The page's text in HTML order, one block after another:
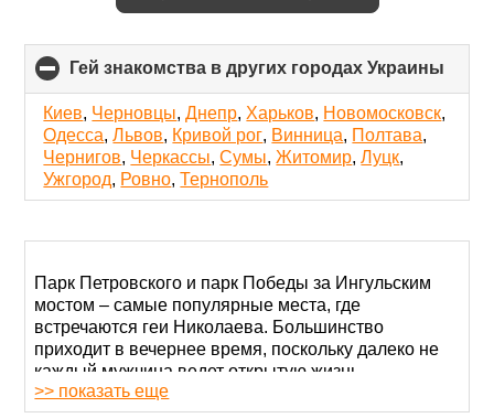
Гей знакомства в других городах Украины
to
Киев, Черновцы,Днепр, Харьков, Новомосковск,
Одесса,Львов, Кривой рог, Винница, Полтава,
Чернигов, Черкассы,Сумы,Житомир,Луцк,
Ужгород, Ровно,Тернополь
Парк Петровского и парк Победы за Ингульским
мостом – самые популярные места, где
встречаются геи Николаева. Большинство
приходит в вечернее время, поскольку далеко не
каждый мужчина ведет открытую жизнь.
>> показать еще